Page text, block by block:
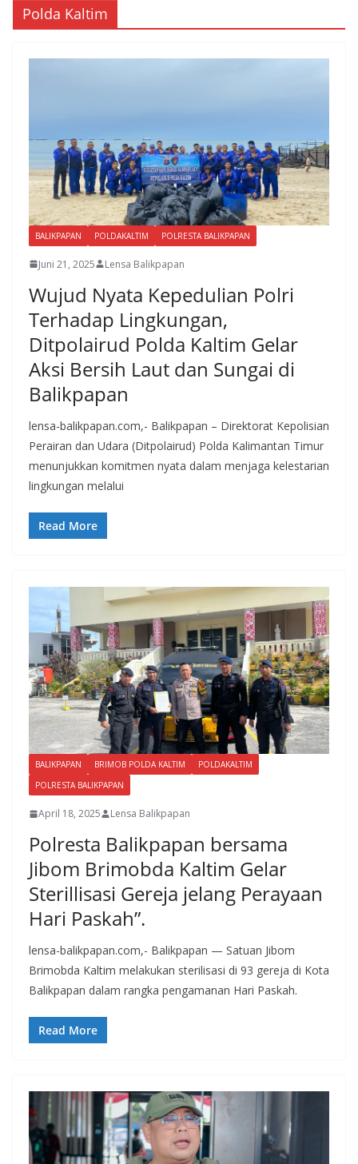
Polda Kaltim
BALIKPAPAN POLDAKALTIM POLRESTA BALIKPAPAN
Juni 21, 2025 Lensa Balikpapan
Wujud Nyata Kepedulian Polri
Terhadap Lingkungan,
Ditpolairud Polda Kaltim Gelar
Aksi Bersih Laut dan Sungai di
Balikpapan
lensa-balikpapan.com,- Balikpapan – Direktorat Kepolisian
Perairan dan Udara (Ditpolairud) Polda Kalimantan Timur
menunjukkan komitmen nyata dalam menjaga kelestarian
lingkungan melalui
Read More
BALIKPAPAN BRIMOB POLDA KALTIM
POLDAKALTIM
POLRESTA BALIKPAPAN
April 18, 2025 Lensa Balikpapan
Polresta Balikpapan bersama
Jibom Brimobda Kaltim Gelar
Sterillisasi Gereja jelang Perayaan
Hari Paskah”.
lensa-balikpapan.com,- Balikpapan — Satuan Jibom
Brimobda Kaltim melakukan sterilisasi di 93 gereja di Kota
Balikpapan dalam rangka pengamanan Hari Paskah.
Read More